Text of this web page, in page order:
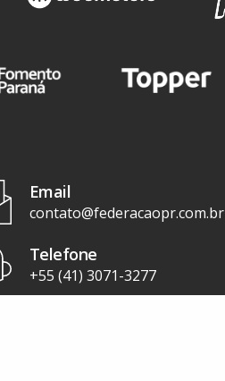
Email
contato@federacaopr.com.br
Telefone
+55 (41) 3071-3277